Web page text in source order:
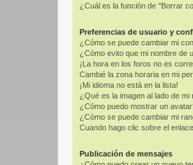
¿Cuál es la función de "Borrar
Preferencias de usuario y
¿Cómo se puede cambiar mi
¿Cómo evito que mi nombre de
¡La hora en los foros no es
Cambié la zona horaria en mi
¡Mi idioma no está en la lista!
¿Qué es la imagen al lado de mi
¿Cómo puedo mostrar un
¿Cómo se puede cambiar mi
Cuando hago clic sobre el
Publicación de mensajes